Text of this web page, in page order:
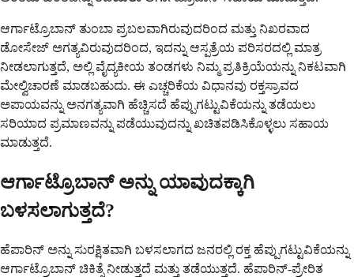
ಆರ್ಗಾಟ್ರೊಬಾನ್ ತುಂಬಾ ಪ್ರಬಲವಾಗಿರುವುದರಿಂದ ಮತ್ತು ನಿಖರವಾದ
ಡೋಸೇಜ್ ಅಗತ್ಯವಿರುವುದರಿಂದ, ಇದನ್ನು ಆಸ್ಪತ್ರೆಯ ಪರಿಸರದಲ್ಲಿ ಮಾತ್ರ
ನೀಡಲಾಗುತ್ತದೆ, ಅಲ್ಲಿ ವೈದ್ಯಕೀಯ ತಂಡಗಳು ನಿಮ್ಮ ಪ್ರತಿಕ್ರಿಯೆಯನ್ನು ನಿಕಟವಾಗಿ
ಮೇಲ್ವಿಚಾರಣೆ ಮಾಡಬಹುದು. ಈ ಎಚ್ಚರಿಕೆಯ ವಿಧಾನವು ರಕ್ತಸ್ರಾವದ
ಅಪಾಯವನ್ನು ಅನಗತ್ಯವಾಗಿ ಹೆಚ್ಚಿಸದೆ ಹೆಪ್ಪುಗಟ್ಟುವಿಕೆಯನ್ನು ತಡೆಯಲು
ಸರಿಯಾದ ಪ್ರಮಾಣವನ್ನು ಪಡೆಯುವುದನ್ನು ಖಚಿತಪಡಿಸಿಕೊಳ್ಳಲು ಸಹಾಯ
ಮಾಡುತ್ತದೆ.
ಆರ್ಗಾಟ್ರೊಬಾನ್ ಅನ್ನು ಯಾವುದಕ್ಕಾಗಿ
ಬಳಸಲಾಗುತ್ತದೆ?
ಹೆಪಾರಿನ್ ಅನ್ನು ಸುರಕ್ಷಿತವಾಗಿ ಬಳಸಲಾಗದ ಜನರಲ್ಲಿ ರಕ್ತ ಹೆಪ್ಪುಗಟ್ಟುವಿಕೆಯನ್ನು
ಆರ್ಗಾಟ್ರೊಬಾನ್ ಚಿಕಿತ್ಸೆ ನೀಡುತ್ತದೆ ಮತ್ತು ತಡೆಯುತ್ತದೆ. ಹೆಪಾರಿನ್-ಪ್ರೇರಿತ